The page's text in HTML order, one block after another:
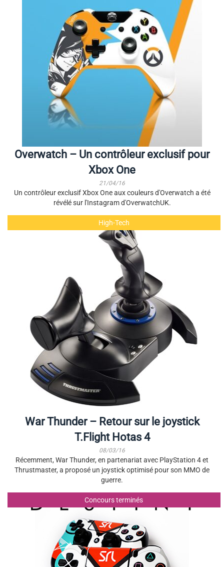
Overwatch – Un contrôleur exclusif pour
Xbox One
21/04/16
Un contrôleur exclusif Xbox One aux couleurs d'Overwatch a été
révélé sur l'Instagram d'OverwatchUK.
High-Tech
War Thunder – Retour sur le joystick
T.Flight Hotas 4
08/03/16
Récemment, War Thunder, en partenariat avec PlayStation 4 et
Thrustmaster, a proposé un joystick optimisé pour son MMO de
guerre.
Concours terminés